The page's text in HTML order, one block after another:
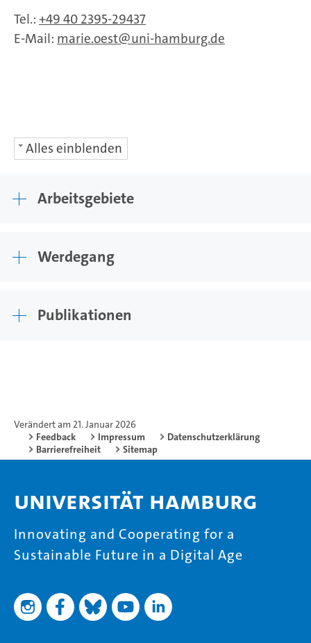
Tel.: +49 40 2395-29437
E-Mail: marie.oest uni-hamburg.de
Alles einblenden
Arbeitsgebiete
Werdegang
Publikationen
Verändert am 21. Januar 2026
Feedback
Impressum
Datenschutzerklärung
Barrierefreiheit
Sitemap
Universität Hamburg
Innovating and Cooperating for a
Sustainable Future in a Digital Age